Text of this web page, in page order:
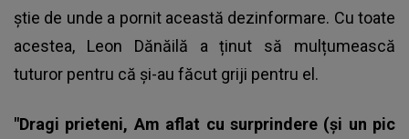
știe de unde a pornit această dezinformare. Cu toate
acestea, Leon Dănăilă a ținut să mulțumească
tuturor pentru că și-au făcut griji pentru el.
"Dragi prieteni, Am aflat cu surprindere (și un pic